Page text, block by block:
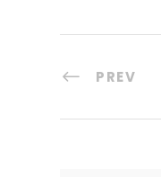
PREV